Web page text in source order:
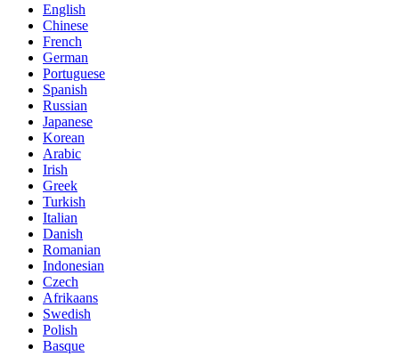
English
Chinese
French
German
Portuguese
Spanish
Russian
Japanese
Korean
Arabic
Irish
Greek
Turkish
Italian
Danish
Romanian
Indonesian
Czech
Afrikaans
Swedish
Polish
Basque